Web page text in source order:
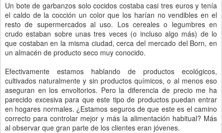
Un bote de garbanzos solo cocidos costaba casi tres euros y tenía
el caldo de la cocción un color que los harían no vendibles en el
resto de supermercados al uso. Los cereales o legumbres en
crudo estaban sobre unas tres veces (o incluso algo más) de lo
que costaban en la misma ciudad, cerca del mercado del Born, en
un almacén de producto seco muy conocido.
Efectivamente estamos hablando de productos ecológicos,
cultivados naturalmente y sin productos químicos, o al menos eso
aseguran en los envoltorios. Pero la diferencia de precio me ha
parecido excesiva para que este tipo de productos puedan entrar
en hogares normales. ¿Estamos seguros de que este es el camino
correcto para controlar mejor y más la alimentación habitual? Más
al observar que gran parte de los clientes eran jóvenes.